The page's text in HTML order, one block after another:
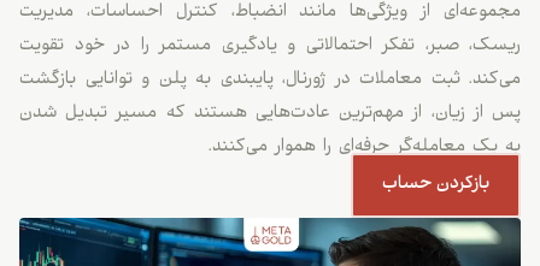
مجموعه‌ای از ویژگی‌ها مانند انضباط، کنترل احساسات، مدیریت
ریسک، صبر، تفکر احتمالاتی و یادگیری مستمر را در خود تقویت
می‌کند. ثبت معاملات در ژورنال، پایبندی به پلن و توانایی بازگشت
پس از زیان، از مهم‌ترین عادت‌هایی هستند که مسیر تبدیل شدن
به یک معامله‌گر حرفه‌ای را هموار می‌کنند.
بازکردن حساب